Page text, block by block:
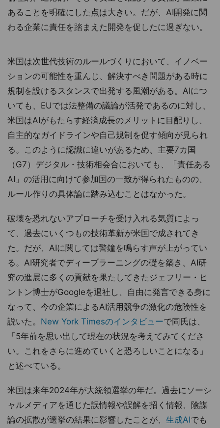
あることを明確にした点は大きい。だが、AI開発に関
わる企業に責任を踏まえた開発を促したに過ぎない。
米国は次世代技術のルールづくりにおいて、イノベー
ションの可能性を重んじ、解決すべき問題がある時に
規制を設けるスタンスで出発する風潮がある。AIにつ
いても、EUでは法整備の議論が活発であるのに対し、
米国はAIがもたらす経済成長のメリットに目配りし、
自主的なガイドラインや自己規制を促す傾向が見られ
る。このように認識に違いがあるため、主要7カ国
（G7）デジタル・技術相会合においても、「責任ある
AI」の活用に向けて参加国の一致が得られたものの、
ルール作りの具体論に踏み込むことはなかった。
破壊を恐れないアプローチを受け入れる気質によっ
て、過去にいくつもの技術革新が米国で成されてき
た。だが、AIに関しては警鐘を鳴らす声が上がってい
る。AI研究者でディープラーニングの礎を築き、AI研
究の進展に多くの貢献を果たしてきたジェフリー・ヒ
ントン博士がGoogleを退社し、自由に発言できる身に
なって、今の企業によるAI活用競争の激化の危険性を
説いた。 New York Timesのインタビューで同氏は、
「5年前を思い出して現在の状況を考えてみてくださ
い。これをさらに進めていくと恐ろしいことになる」
と述べている。
米国は来年2024年が大統領選挙の年だ。過去にソーシ
ャルメディアを通じた誤情報や誤解を招く情報、陰謀
論の拡散が選挙の結果に影響したことが、 生成AIでも